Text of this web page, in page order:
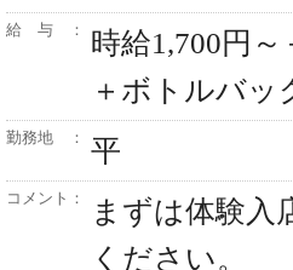
給 与 ：
時給1,700円
＋ボトルバ
勤務地 ： 平
コメント：
まずは体験入
ください。